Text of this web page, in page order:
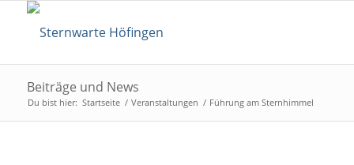
Beiträge und News
Du bist hier: Startseite / Veranstaltungen / Führung am Sternhimmel